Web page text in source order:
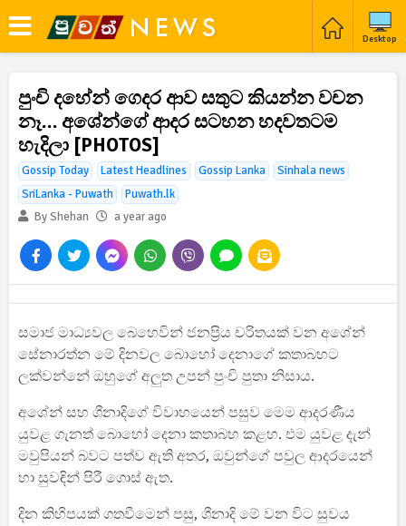
Desktop
පුංචි දහේන් ගෙදර ආව සතුට කියන්න වචන
නෑ… අශේන්ගේ ආදර සටහන හදවතටම
හැදිලා [PHOTOS]
Gossip Today Latest Headlines Gossip Lanka
Sinhala news
SriLanka - Puwath
Puwath.lk
By Shehan
a year ago
සමාජ මාධ්‍යවල බෙහෙවින් ජනප්‍රිය චරිතයක් වන අශේන්
සේනාරත්න මේ දිනවල බොහෝ දෙනාගේ කතාබහට
ලක්වන්නේ ඔහුගේ අලුත උපන් පුංචි පුතා නිසාය.
අශේන් සහ ශීනාදිගේ විවාහයෙන් පසුව මෙම ආදරණීය
යුවළ ගැනත් බොහෝ දෙනා කතාබහ කළහ. එම යුවළ දැන්
මවුපියන් බවට පත්ව ඇති අතර, ඔවුන්ගේ පවුල ආදරයෙන්
හා සුවඳින් පිරී ගොස් ඇත.
දින කිහිපයක් ගතවීමෙන් පසු, ශීනාදි මේ වන විට සුවය